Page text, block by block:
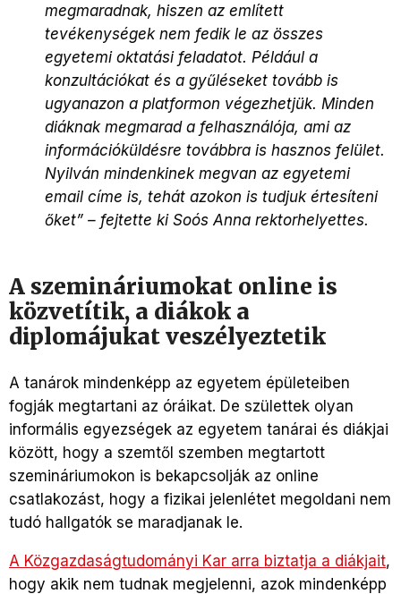
megmaradnak, hiszen az említett
tevékenységek nem fedik le az összes
egyetemi oktatási feladatot. Például a
konzultációkat és a gyűléseket tovább is
ugyanazon a platformon végezhetjük. Minden
diáknak megmarad a felhasználója, ami az
információküldésre továbbra is hasznos felület.
Nyilván mindenkinek megvan az egyetemi
email címe is, tehát azokon is tudjuk értesíteni
őket” – fejtette ki Soós Anna rektorhelyettes.
A szemináriumokat online is
közvetítik, a diákok a
diplomájukat veszélyeztetik
A tanárok mindenképp az egyetem épületeiben
fogják megtartani az óráikat. De születtek olyan
informális egyezségek az egyetem tanárai és diákjai
között, hogy a szemtől szemben megtartott
szemináriumokon is bekapcsolják az online
csatlakozást, hogy a fizikai jelenlétet megoldani nem
tudó hallgatók se maradjanak le.
A Közgazdaságtudományi Kar arra biztatja a diákjait,
hogy akik nem tudnak megjelenni, azok mindenképp